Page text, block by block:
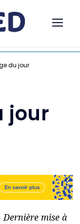
du jour
jour
Dernière mise à